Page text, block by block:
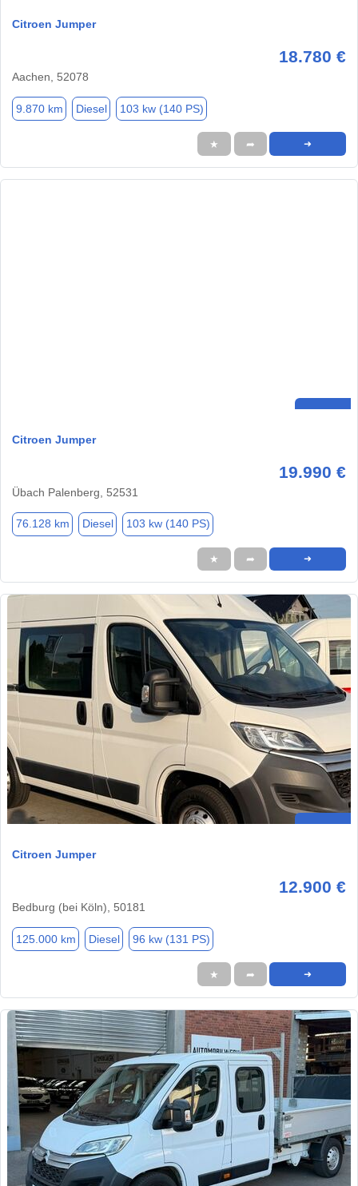
Citroen Jumper
18.780 €
Aachen, 52078
9.870 km Diesel 103 kw (140 PS)
★ ➦ ➜
Citroen Jumper
19.990 €
Übach Palenberg, 52531
76.128 km Diesel 103 kw (140 PS)
★ ➦ ➜
Citroen Jumper
12.900 €
Bedburg (bei Köln), 50181
125.000 km Diesel 96 kw (131 PS)
★ ➦ ➜